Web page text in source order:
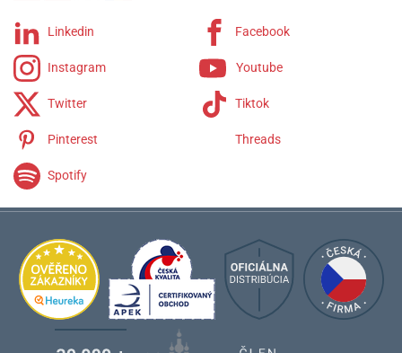
Linkedin Facebook
Instagram Youtube
Twitter Tiktok
Pinterest Threads
Spotify